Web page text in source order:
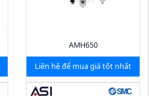
AMH650
Liên hệ để mua giá tốt nhất